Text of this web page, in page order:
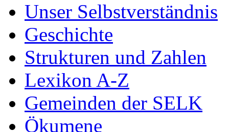
Unser Selbstverständnis
Geschichte
Strukturen und Zahlen
Lexikon A-Z
Gemeinden der SELK
Ökumene